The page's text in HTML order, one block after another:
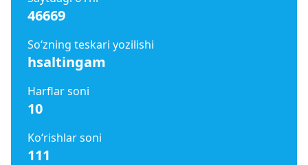
46669
So‘zning teskari yozilishi
hsaltingam
Harflar soni
10
Ko‘rishlar soni
111